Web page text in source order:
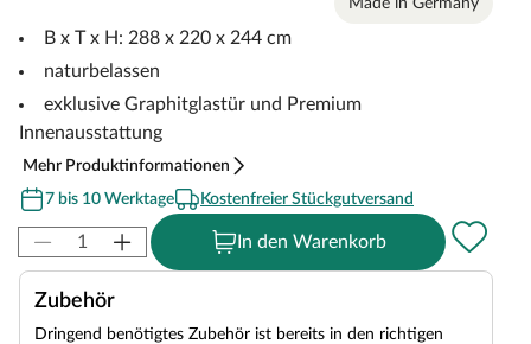
B x T x H: 288 x 220 x 244 cm
naturbelassen
exklusive Graphitglastür und Premium
Innenausstattung
Mehr Produktinformationen
7 bis 10 Werktage
Kostenfreier Stückgutversand
In den Warenkorb
Zubehör
Dringend benötigtes Zubehör ist bereits in den richtigen